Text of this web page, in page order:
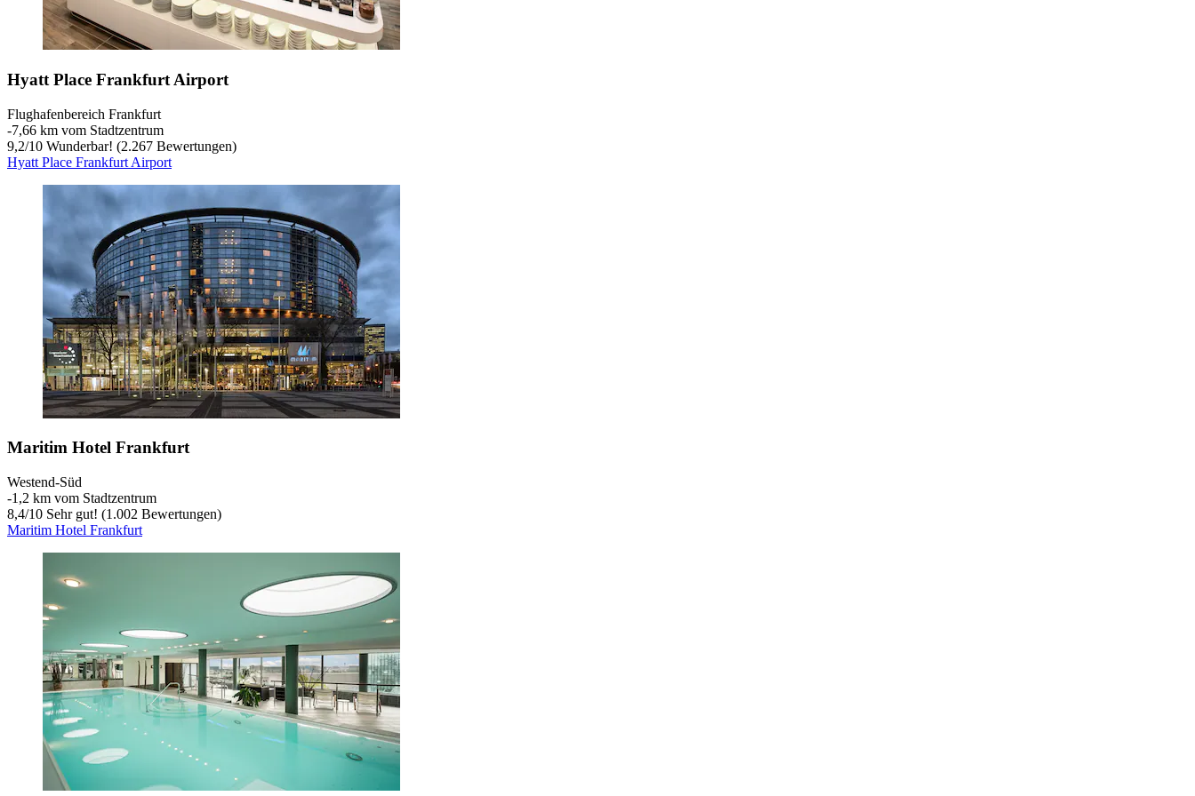
Hyatt Place Frankfurt Airport
Flughafenbereich Frankfurt
‐7,66 km vom Stadtzentrum
9,2/10 Wunderbar! (2.267 Bewertungen)
Hyatt Place Frankfurt Airport
Maritim Hotel Frankfurt
Westend-Süd
‐1,2 km vom Stadtzentrum
8,4/10 Sehr gut! (1.002 Bewertungen)
Maritim Hotel Frankfurt